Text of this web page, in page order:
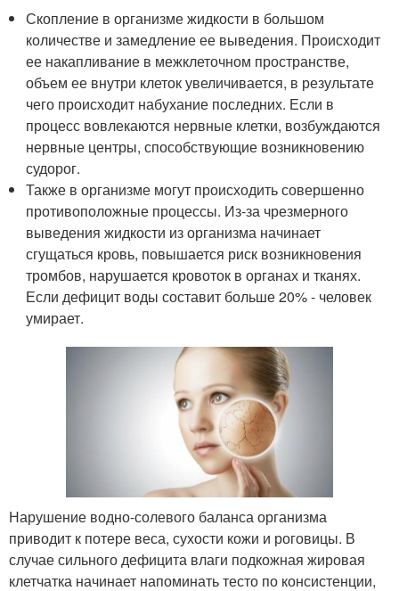
Скопление в организме жидкости в большом
количестве и замедление ее выведения. Происходит
ее накапливание в межклеточном пространстве,
объем ее внутри клеток увеличивается, в результате
чего происходит набухание последних. Если в
процесс вовлекаются нервные клетки, возбуждаются
нервные центры, способствующие возникновению
судорог.
Также в организме могут происходить совершенно
противоположные процессы. Из-за чрезмерного
выведения жидкости из организма начинает
сгущаться кровь, повышается риск возникновения
тромбов, нарушается кровоток в органах и тканях.
Если дефицит воды составит больше 20% - человек
умирает.
Нарушение водно-солевого баланса организма
приводит к потере веса, сухости кожи и роговицы. В
случае сильного дефицита влаги подкожная жировая
клетчатка начинает напоминать тесто по консистенции,